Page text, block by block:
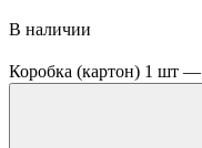
В наличии
Коробка (картон) 1 шт —